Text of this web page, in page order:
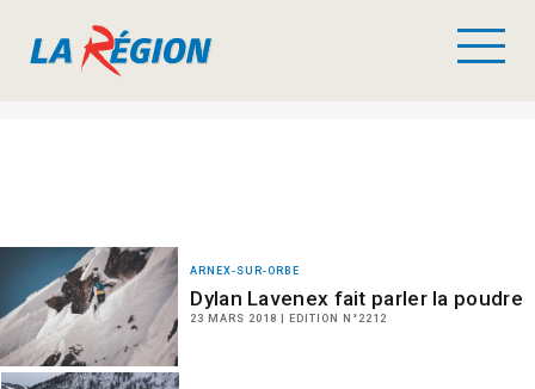
ARNEX-SUR-ORBE
Dylan Lavenex fait parler la poudre
23 MARS 2018 | EDITION N°2212